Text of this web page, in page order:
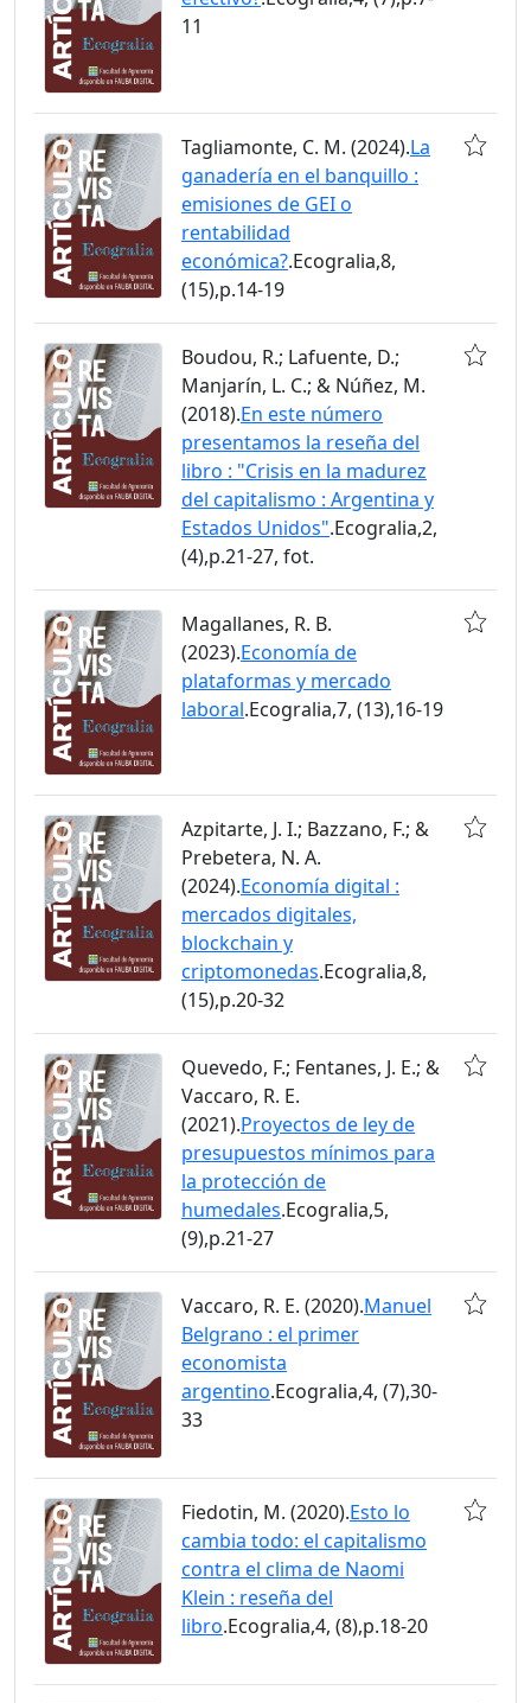
11
Tagliamonte, C. M. (2024).La
ganadería en el banquillo :
emisiones de GEI o
rentabilidad
económica?.Ecogralia,8,
(15),p.14-19
Boudou, R.; Lafuente, D.;
Manjarín, L. C.; & Núñez, M.
(2018).En este número
presentamos la reseña del
libro : "Crisis en la madurez
del capitalismo : Argentina y
Estados Unidos".Ecogralia,2,
(4),p.21-27, fot.
Magallanes, R. B.
(2023).Economía de
plataformas y mercado
laboral.Ecogralia,7, (13),16-19
Azpitarte, J. I.; Bazzano, F.; &
Prebetera, N. A.
(2024).Economía digital :
mercados digitales,
blockchain y
criptomonedas.Ecogralia,8,
(15),p.20-32
Quevedo, F.; Fentanes, J. E.; &
Vaccaro, R. E.
(2021).Proyectos de ley de
presupuestos mínimos para
la protección de
humedales.Ecogralia,5,
(9),p.21-27
Vaccaro, R. E. (2020).Manuel
Belgrano : el primer
economista
argentino.Ecogralia,4, (7),30-
33
Fiedotin, M. (2020).Esto lo
cambia todo: el capitalismo
contra el clima de Naomi
Klein : reseña del
libro.Ecogralia,4, (8),p.18-20